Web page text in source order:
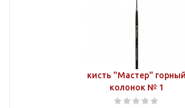
кисть "Мастер" горный
колонок № 1